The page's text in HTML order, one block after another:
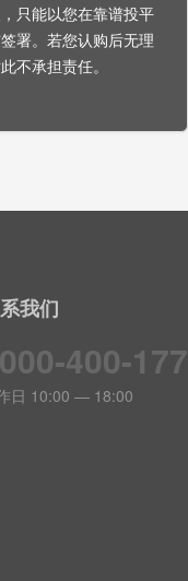
只能以您在靠谱投平
署。若您认购后无理
不承担责任。
我们
400-177
日 10:00 — 18:00